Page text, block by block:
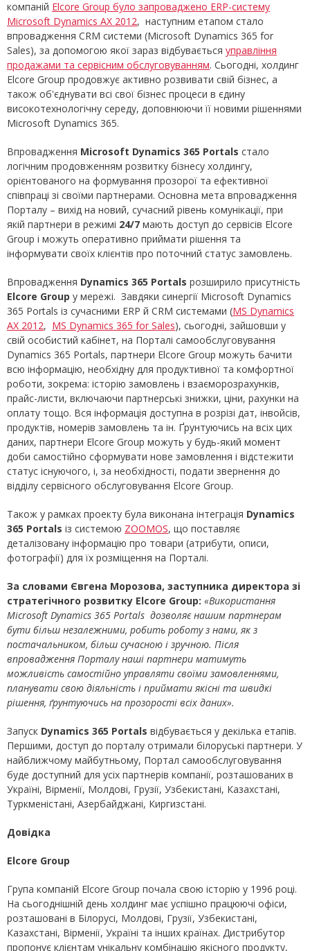
компаній Elcore Group було запроваджено ERP-систему
Microsoft Dynamics AX 2012, наступним етапом стало
впровадження CRM системи (Microsoft Dynamics 365 for
Sales), за допомогою якої зараз відбувається управління
продажами та сервісним обслуговуванням. Сьогодні, холдинг
Elcore Group продовжує активно розвивати свій бізнес, а
також об'єднувати всі свої бізнес процеси в єдину
високотехнологічну середу, доповнюючи її новими рішеннями
Microsoft Dynamics 365.
Впровадження Microsoft Dynamics 365 Portals стало
логічним продовженням розвитку бізнесу холдингу,
орієнтованого на формування прозорої та ефективної
співпраці зі своїми партнерами. Основна мета впровадження
Порталу – вихід на новий, сучасний рівень комунікації, при
якій партнери в режимі 24/7 мають доступ до сервісів Elcore
Group і можуть оперативно приймати рішення та
інформувати своїх клієнтів про поточний статус замовлень.
Впровадження Dynamics 365 Portals розширило присутність
Elcore Group у мережі. Завдяки синергії Microsoft Dynamics
365 Portals із сучасними ERP й CRM системами (MS Dynamics
AX 2012, MS Dynamics 365 for Sales), сьогодні, зайшовши у
свій особистий кабінет, на Порталі самообслуговування
Dynamics 365 Portals, партнери Elcore Group можуть бачити
всю інформацію, необхідну для продуктивної та комфортної
роботи, зокрема: історію замовлень і взаєморозрахунків,
прайс-листи, включаючи партнерські знижки, ціни, рахунки на
оплату тощо. Вся інформація доступна в розрізі дат, інвойсів,
продуктів, номерів замовлень та ін. Ґрунтуючись на всіх цих
даних, партнери Elcore Group можуть у будь-який момент
доби самостійно сформувати нове замовлення і відстежити
статус існуючого, і, за необхідності, подати звернення до
відділу сервісного обслуговування Elсorе Group.
Також у рамках проекту була виконана інтеграція Dynamics
365 Portals із системою ZOOMOS, що поставляє
деталізовану інформацію про товари (атрибути, описи,
фотографії) для їх розміщення на Порталі.
За словами Євгена Морозова, заступника директора зі
стратегічного розвитку Elcore Group: «Використання
Microsoft Dynamics 365 Portals дозволяє нашим партнерам
бути більш незалежними, робить роботу з нами, як з
постачальником, більш сучасною і зручною. Після
впровадження Порталу наші партнери матимуть
можливість самостійно управляти своїми замовленнями,
планувати свою діяльність і приймати якісні та швидкі
рішення, ґрунтуючись на прозорості всіх даних».
Запуск Dynamics 365 Portals відбувається у декілька етапів.
Першими, доступ до порталу отримали білоруські партнери. У
найближчому майбутньому, Портал самообслуговування
буде доступний для усіх партнерів компанії, розташованих в
Україні, Вірменії, Молдові, Грузії, Узбекистані, Казахстані,
Туркменістані, Азербайджані, Киргизстані.
Довідка
Elcore Group
Група компаній Elcore Group почала свою історію у 1996 році.
На сьогоднішній день холдинг має успішно працюючі офіси,
розташовані в Білорусі, Молдові, Грузії, Узбекистані,
Казахстані, Вірменії, Україні та інших країнах. Дистрибутор
пропонує клієнтам унікальну комбінацію якісного продукту,